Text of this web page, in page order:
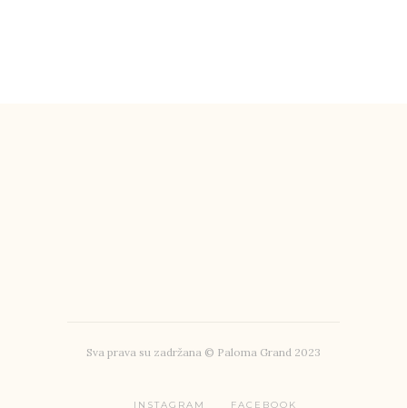
Sva prava su zadržana © Paloma Grand 2023
INSTAGRAM FACEBOOK